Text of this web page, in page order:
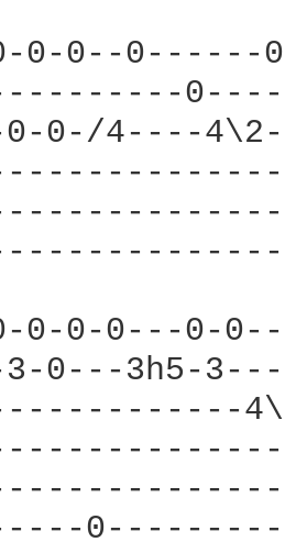
0-0--0------
0-/4----
0-0-0---0-
3-0---3h5-